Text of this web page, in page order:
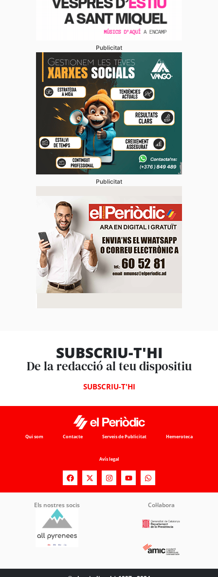
Publicitat
Publicitat
SUBSCRIU-T'HI
De la redacció al teu dispositiu
SUBSCRIU-T'HI
Qui som Contacte Serveis de Publicitat Hemeroteca
Avís legal
Els nostres socis Col·labora